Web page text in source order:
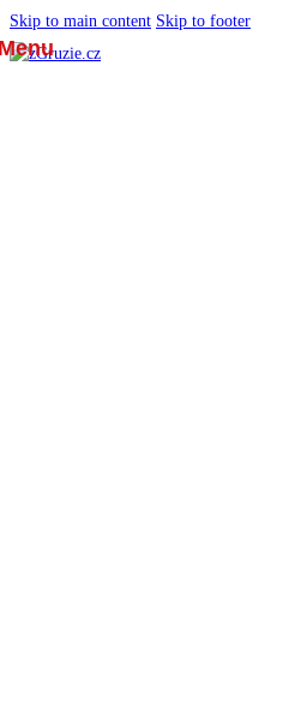
Skip to main content Skip to footer